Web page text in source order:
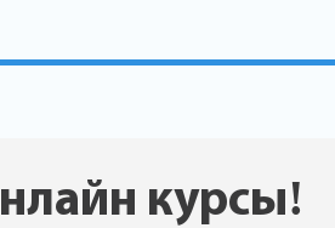
курсы!